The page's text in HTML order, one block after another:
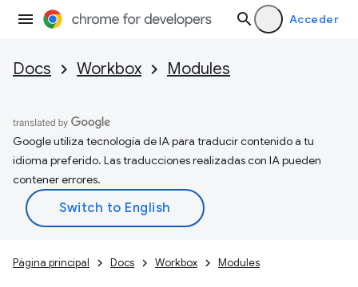
Acceder
Docs Workbox Modules
Google utiliza tecnología de IA para traducir contenido a tu
idioma preferido. Las traducciones realizadas con IA pueden
contener errores.
Página principal Docs Workbox Modules